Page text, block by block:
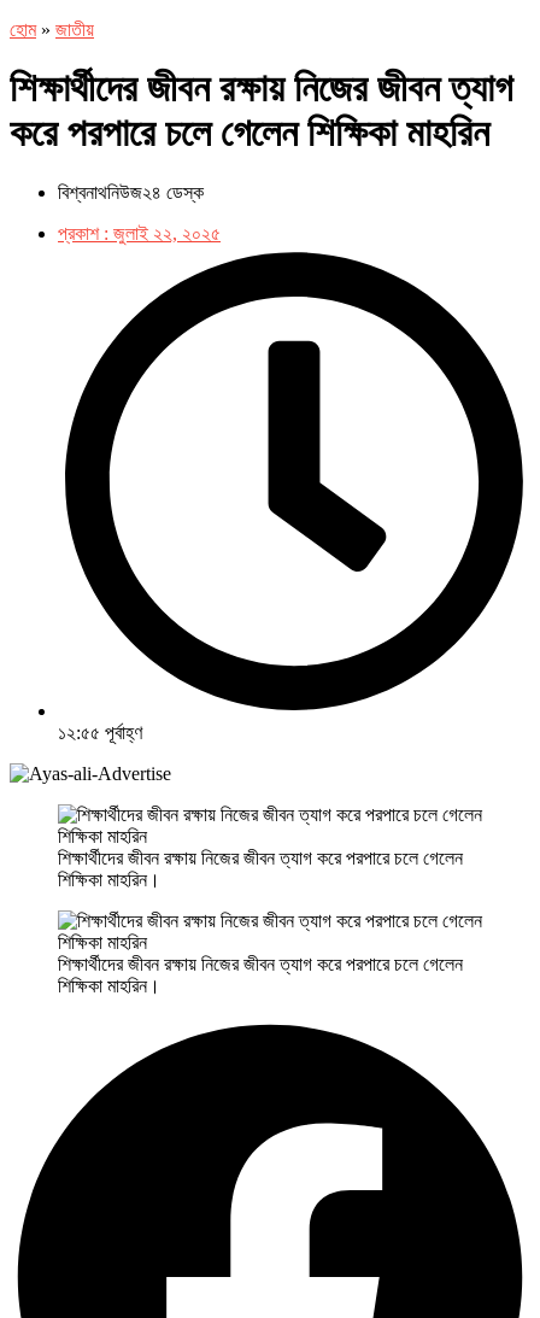
হোম» জাতীয়
শিক্ষার্থীদের জীবন রক্ষায় নিজের জীবন ত্যাগ
করে পরপারে চলে গেলেন শিক্ষিকা মাহরিন
বিশ্বনাথনিউজ২৪ ডেস্ক
প্রকাশ : জুলাই ২২, ২০২৫
১২:৫৫ পূর্বাহ্ণ
শিক্ষার্থীদের জীবন রক্ষায় নিজের জীবন ত্যাগ করে পরপারে চলে গেলেন
শিক্ষিকা মাহরিন।
শিক্ষার্থীদের জীবন রক্ষায় নিজের জীবন ত্যাগ করে পরপারে চলে গেলেন
শিক্ষিকা মাহরিন।